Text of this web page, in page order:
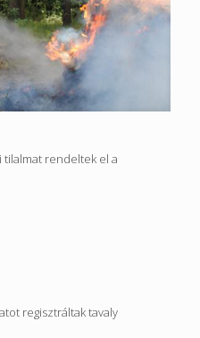
tilalmat rendeltek el a
regisztráltak tavaly